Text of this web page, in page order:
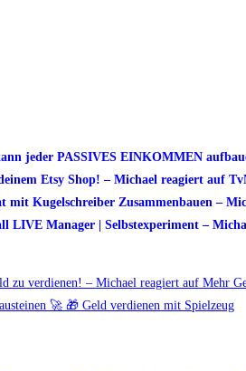
jeder PASSIVES EINKOMMEN
Etsy Shop! – Michael reagiert auf
Kugelschreiber Zusammenbauen –
LIVE Manager | Selbstexperiment –
zu verdienen! – Michael reagiert auf Mehr
🚀 🎁 Geld verdienen mit Spielzeug